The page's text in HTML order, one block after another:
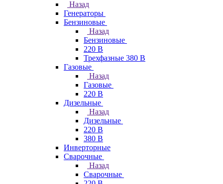
Назад
Генераторы
Бензиновые
Назад
Бензиновые
220 В
Трехфазные 380 В
Газовые
Назад
Газовые
220 В
Дизельные
Назад
Дизельные
220 В
380 В
Инверторные
Сварочные
Назад
Сварочные